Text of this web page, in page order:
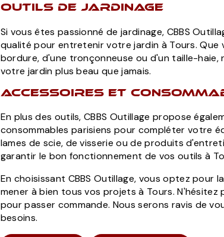
Outils de jardinage
Si vous êtes passionné de jardinage, CBBS
qualité pour entretenir votre jardin à Tours.
bordure, d'une tronçonneuse ou d'un taille-
votre jardin plus beau que jamais.
Accessoires et
En plus des outils, CBBS Outillage propose
consommables parisiens pour compléter votre
lames de scie, de visserie ou de produits
garantir le bon fonctionnement de vos outils à
En choisissant CBBS Outillage, vous optez
mener à bien tous vos projets à Tours.
pour passer commande. Nous serons ravis de
besoins.